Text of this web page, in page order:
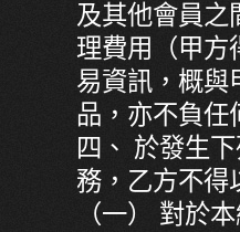
及其他會員之
理費用（甲方
易資訊，概與
品，亦不負任
四、 於發生
務，乙方不得
（一） 對於